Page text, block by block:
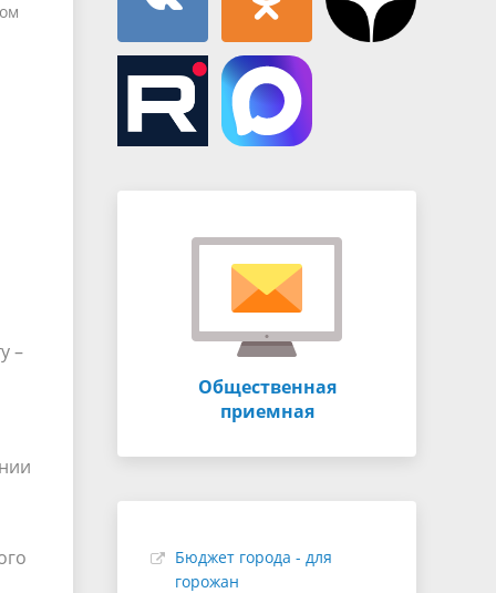
–
Общественная
приемная
Бюджет города - для
горожан